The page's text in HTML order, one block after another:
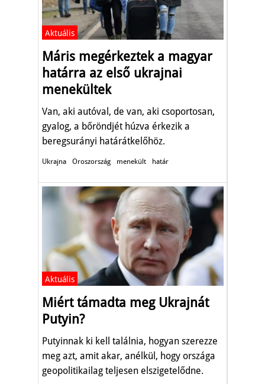
Aktuális
Máris megérkeztek a magyar
határra az első ukrajnai
menekültek
Van, aki autóval, de van, aki csoportosan,
gyalog, a bőröndjét húzva érkezik a
beregsurányi határátkelőhöz.
Ukrajna Oroszország menekült határ
Aktuális
Miért támadta meg Ukrajnát
Putyin?
Putyinnak ki kell találnia, hogyan szerezze
meg azt, amit akar, anélkül, hogy országa
geopolitikailag teljesen elszigetelődne.